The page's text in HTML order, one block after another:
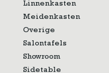
Linnenkasten
Meidenkasten
Overige
Salontafels
Showroom
Sidetable